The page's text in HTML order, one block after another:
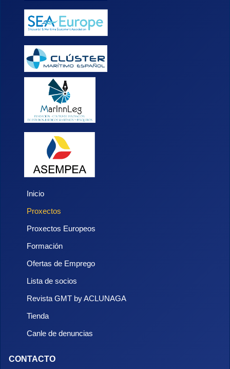
Inicio
Proxectos
Proxectos Europeos
Formación
Ofertas de Emprego
Lista de socios
Revista GMT by ACLUNAGA
Tienda
Canle de denuncias
CONTACTO